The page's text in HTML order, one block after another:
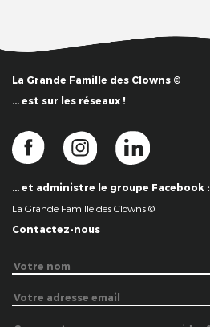
La Grande Famille des Clowns ©
… est sur les réseaux !
… et administre le groupe Facebook :
La Grande Famille des Clowns ©
Contactez-nous